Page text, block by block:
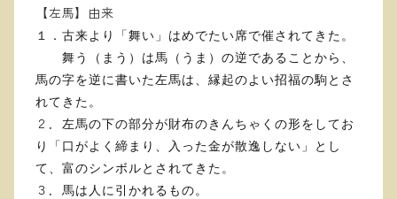
【左馬】由来
１．古来より「舞い」はめでたい席で催されてきた。
舞う（まう）は馬（うま）の逆であることから、
馬の字を逆に書いた左馬は、縁起のよい招福の駒とさ
れてきた。
２．
左馬の下の部分が財布のきんちゃくの形をしてお
り「口がよく締まり、入った金が散逸しない」とし
て、富のシンボルとされてきた。
３．
馬は人に引かれるもの。